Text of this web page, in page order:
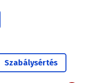
Szabálysértés